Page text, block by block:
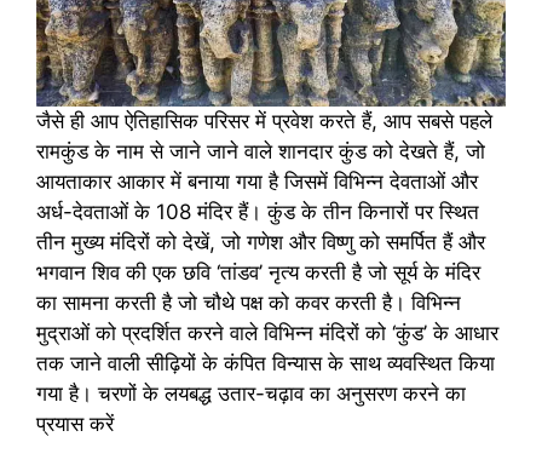
जैसे ही आप ऐतिहासिक परिसर में प्रवेश करते हैं, आप सबसे पहले
रामकुंड के नाम से जाने जाने वाले शानदार कुंड को देखते हैं, जो
आयताकार आकार में बनाया गया है जिसमें विभिन्न देवताओं और
अर्ध-देवताओं के 108 मंदिर हैं। कुंड के तीन किनारों पर स्थित
तीन मुख्य मंदिरों को देखें, जो गणेश और विष्णु को समर्पित हैं और
भगवान शिव की एक छवि ‘तांडव’ नृत्य करती है जो सूर्य के मंदिर
का सामना करती है जो चौथे पक्ष को कवर करती है। विभिन्न
मुद्राओं को प्रदर्शित करने वाले विभिन्न मंदिरों को ‘कुंड’ के आधार
तक जाने वाली सीढ़ियों के कंपित विन्यास के साथ व्यवस्थित किया
गया है। चरणों के लयबद्ध उतार-चढ़ाव का अनुसरण करने का
प्रयास करें